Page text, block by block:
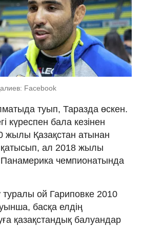
Facebook
туып, Таразда өскен.
күреспен бала кезінен
жылы Қазақстан атынан
қатысып, ал 2018 жылы
чемпионатында
туралы ой Гариповке 2010
басқа елдің
қазақстандық балуандар